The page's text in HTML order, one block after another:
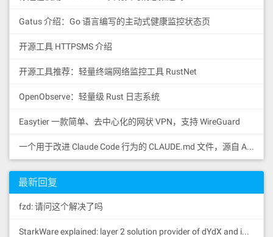
Gatus 介绍：Go 语言编写的主动式健康监控状态页
开源工具 HTTPSMS 介绍
开源工具推荐：轻量终端网络监控工具 RustNet
OpenObserve：轻量级 Rust 日志系统
Easytier 一款简单、去中心化的网状 VPN，支持 WireGuard
一个用于改进 Claude Code 行为的 CLAUDE.md 文件，源自 Andrej Karpathy 对 LLM 编码陷阱的观察。
最新回复
fzd: 请问这个解决了吗
StarkWare explained: layer 2 solution provider of dYdX and iMMUTABLE R11; BitKeep News: [...]Layer 2: https://...